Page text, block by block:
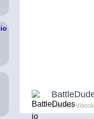
Sarunas